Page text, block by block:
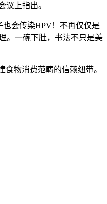
议上指出。
会传染HPV！不再仅仅是
。一碗下肚，书法不只是美
物消费范畴的信赖纽带。